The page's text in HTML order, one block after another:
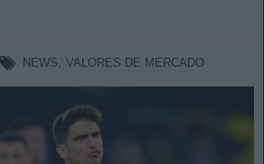
NEWS, VALORES DE MERCADO